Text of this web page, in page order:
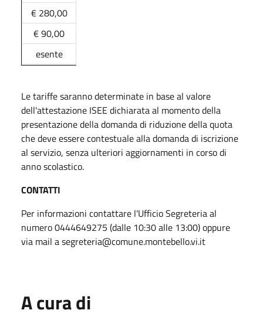
€ 280,00
€ 90,00
esente
Le tariffe saranno determinate in base al valore
dell'attestazione ISEE dichiarata al momento della
presentazione della domanda di riduzione della quota
che deve essere contestuale alla domanda di iscrizione
al servizio, senza ulteriori aggiornamenti in corso di
anno scolastico.
CONTATTI
Per informazioni contattare l'Ufficio Segreteria al
numero 0444649275 (dalle 10:30 alle 13:00) oppure
via mail a segreteria@comune.montebello.vi.it
A cura di